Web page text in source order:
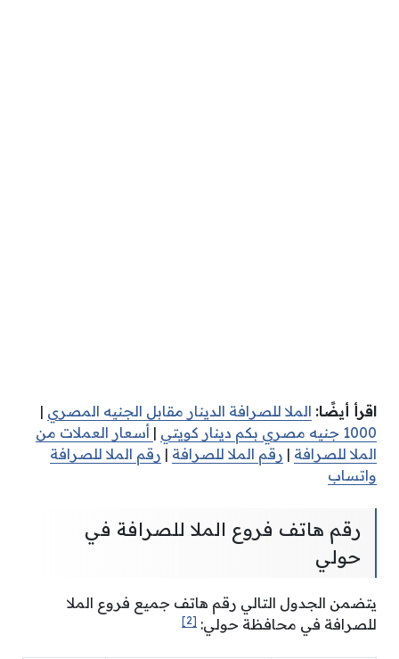
اقرأ أيضًا: الملا للصرافة الدينار مقابل الجنيه المصري |
1000 جنيه مصري بكم دينار كويتي
| أسعار العملات من
الملا للصرافة | رقم الملا للصرافة | رقم الملا للصرافة
واتساب
رقم هاتف فروع الملا للصرافة في
حولي
يتضمن الجدول التالي رقم هاتف جميع فروع الملا
للصرافة في محافظة حولي: [2]